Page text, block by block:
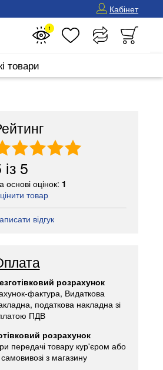
Кабінет
1
товари
із 5
основі оцінок: 1
товар
відгук
розрахунок
фактура, Видаткова
податкова накладна зі
ПДВ
розрахунок
передачі товару кур'єром або
з магазину